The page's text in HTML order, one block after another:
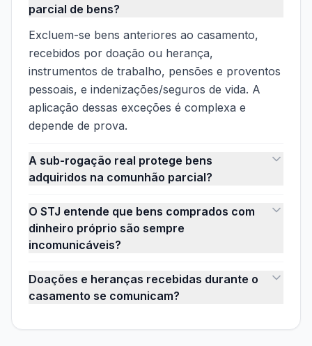
parcial de bens?
Excluem-se bens anteriores ao casamento,
recebidos por doação ou herança,
instrumentos de trabalho, pensões e proventos
pessoais, e indenizações/seguros de vida. A
aplicação dessas exceções é complexa e
depende de prova.
A sub-rogação real protege bens
adquiridos na comunhão parcial?
O STJ entende que bens comprados com
dinheiro próprio são sempre
incomunicáveis?
Doações e heranças recebidas durante o
casamento se comunicam?